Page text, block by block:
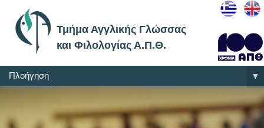
Τμήμα Αγγλικής Γλώσσας
και Φιλολογίας Α.Π.Θ.
Πλοήγηση ▼